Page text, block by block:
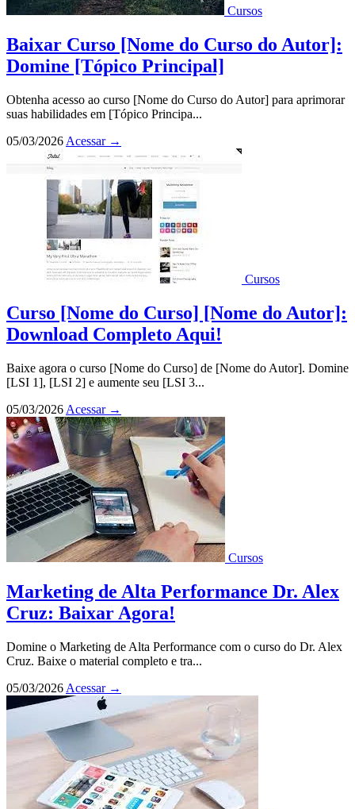
Cursos
Baixar Curso [Nome do Curso do Autor]:
Domine [Tópico Principal]
Obtenha acesso ao curso [Nome do Curso do Autor] para aprimorar
suas habilidades em [Tópico Principa...
05/03/2026 Acessar →
Cursos
Curso [Nome do Curso] [Nome do Autor]:
Download Completo Aqui!
Baixe agora o curso [Nome do Curso] de [Nome do Autor]. Domine
[LSI 1], [LSI 2] e aumente seu [LSI 3...
05/03/2026 Acessar →
Cursos
Marketing de Alta Performance Dr. Alex
Cruz: Baixar Agora!
Domine o Marketing de Alta Performance com o curso do Dr. Alex
Cruz. Baixe o material completo e tra...
05/03/2026 Acessar →